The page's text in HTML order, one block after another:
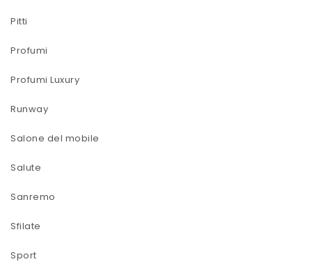
Pitti
Profumi
Profumi Luxury
Runway
Salone del mobile
Salute
Sanremo
Sfilate
Sport